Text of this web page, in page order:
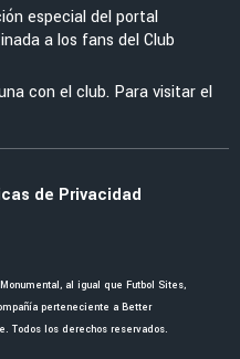
dejó escapar y